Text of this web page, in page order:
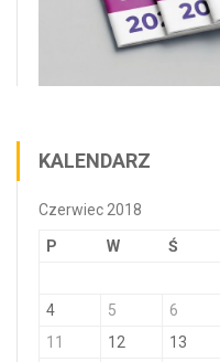
KALENDARZ
Czerwiec 2018
P W Ś
4
5 6
11
12 13